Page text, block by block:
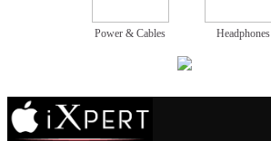
Power & Cables Headphones